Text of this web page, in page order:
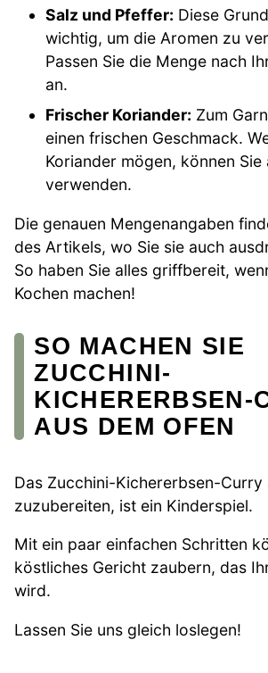
Salz und Pfeffer: Diese
wichtig, um die Aromen zu
Passen Sie die Menge nach
an.
Frischer Koriander: Zum
einen frischen Geschmack.
Koriander mögen, können Sie
verwenden.
Die genauen Mengenangaben
des Artikels, wo Sie sie auch
So haben Sie alles griffbereit,
Kochen machen!
SO MACHEN SIE
ZUCCHINI-
KICHERERBSEN-
AUS DEM OFEN
Das Zucchini-Kichererbsen-Curry
zuzubereiten, ist ein Kinderspiel.
Mit ein paar einfachen Schritten
köstliches Gericht zaubern, das
wird.
Lassen Sie uns gleich loslegen!